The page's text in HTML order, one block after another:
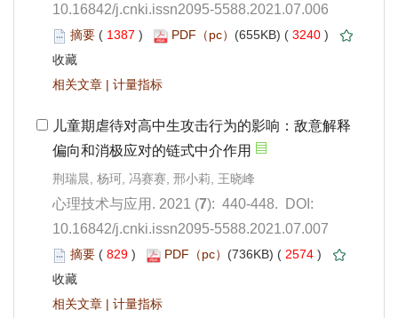
10.16842/j.cnki.issn2095-5588.2021.07.006
1387 ) 3240 )
|
): 440-448. DOI:
10.16842/j.cnki.issn2095-5588.2021.07.007
829 ) 2574 )
|